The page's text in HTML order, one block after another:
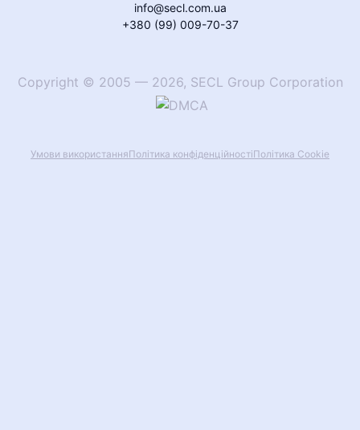
info@secl.com.ua
+380 (99) 009-70-37
Copyright © 2005 — 2026, SECL Group Corporation
Умови використанняПолітика конфіденційностіПолітика Сookie